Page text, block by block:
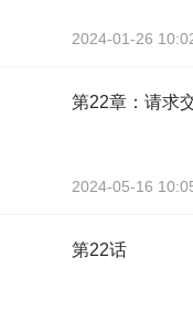
2024-01-26
第22章：请求
2024-05-16
第22话